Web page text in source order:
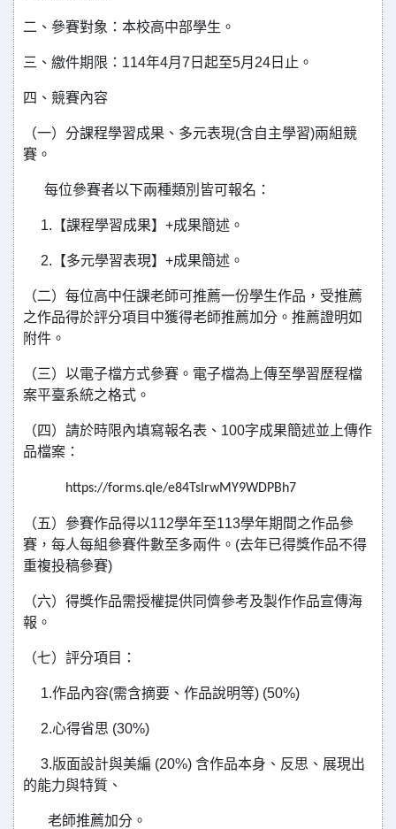
二、參賽對象：本校高中部學生。
三、繳件期限：114年4月7日起至5月24日止。
四、競賽內容
（一）分課程學習成果、多元表現(含自主學習)兩組競
賽。
每位參賽者以下兩種類別皆可報名：
1.【課程學習成果】+成果簡述。
2.【多元學習表現】+成果簡述。
（二） 每位高中任課老師可推薦一份學生作品，受推薦
之作品得於評分項目中獲得老師推薦加分。推薦證明如
附件。
（三）以電子檔方式參賽。電子檔為上傳至學習歷程檔
案平臺系統之格式。
（四）請於時限內填寫報名表、100字成果簡述並上傳作
品檔案：
https://forms.qle/e84TslrwMY9WDPBh7
（五）參賽作品得以112學年至113學年期間之作品參
賽，每人每組參賽件數至多兩件。(去年已得獎作品不得
重複投稿參賽)
（六）得獎作品需授權提供同儕參考及製作作品宣傳海
報。
（七）評分項目：
1.作品內容(需含摘要、作品說明等) (50%)
2.心得省思 (30%)
3.版面設計與美編 (20%) 含作品本身、反思、展現出
的能力與特質、
老師推薦加分。